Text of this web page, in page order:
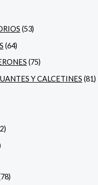
(53)
(64)
(75)
Y CALCETINES (81)